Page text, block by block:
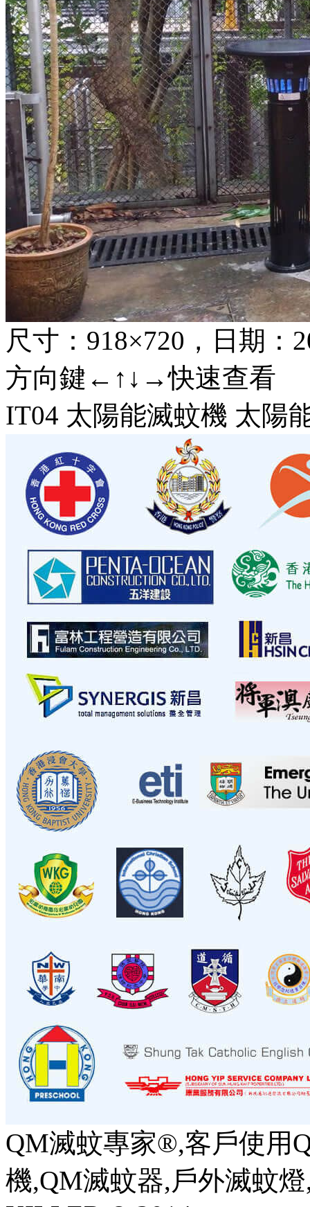
尺寸：918×720，日期：
方向鍵←↑↓→快速查看
IT04 太陽能滅蚊機 太陽
QM滅蚊專家®,客戶使用
機,QM滅蚊器,戶外滅蚊